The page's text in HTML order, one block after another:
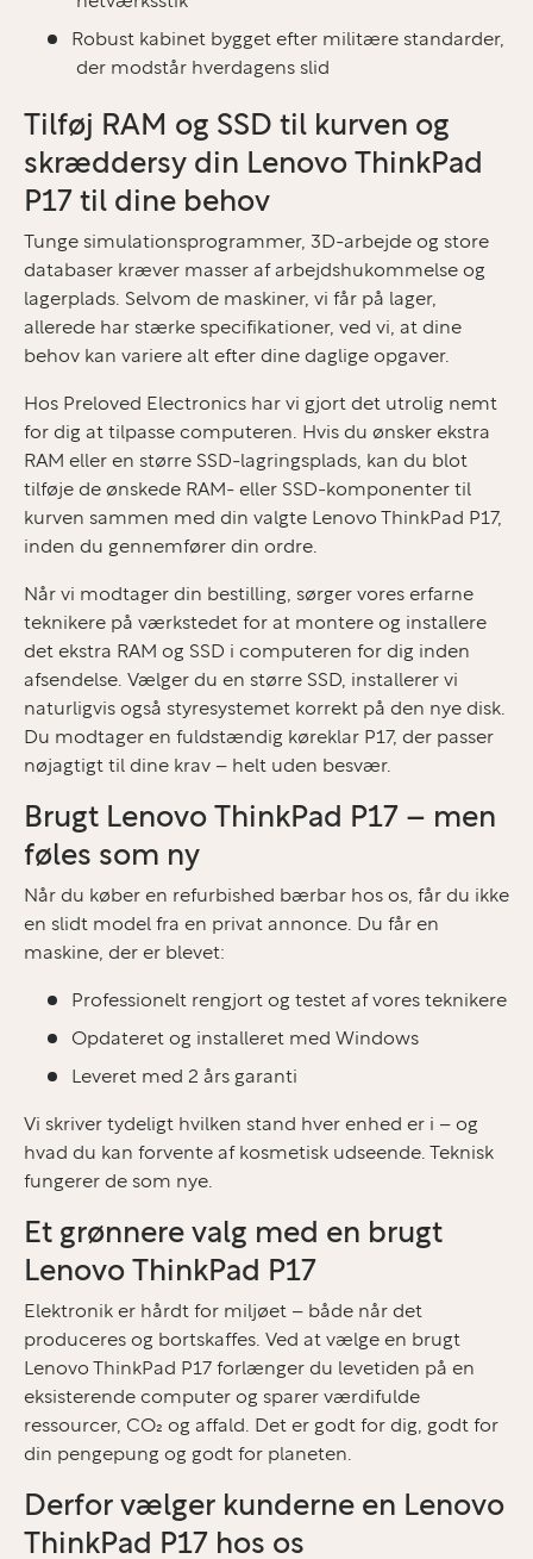
Robust kabinet bygget efter militære standarder,
der modstår hverdagens slid
Tilføj RAM og SSD til kurven og
skræddersy din Lenovo ThinkPad
P17 til dine behov
Tunge simulationsprogrammer, 3D-arbejde og store
databaser kræver masser af arbejdshukommelse og
lagerplads. Selvom de maskiner, vi får på lager,
allerede har stærke specifikationer, ved vi, at dine
behov kan variere alt efter dine daglige opgaver.
Hos Preloved Electronics har vi gjort det utrolig nemt
for dig at tilpasse computeren. Hvis du ønsker ekstra
RAM eller en større SSD-lagringsplads, kan du blot
tilføje de ønskede RAM- eller SSD-komponenter til
kurven sammen med din valgte Lenovo ThinkPad P17,
inden du gennemfører din ordre.
Når vi modtager din bestilling, sørger vores erfarne
teknikere på værkstedet for at montere og installere
det ekstra RAM og SSD i computeren for dig inden
afsendelse. Vælger du en større SSD, installerer vi
naturligvis også styresystemet korrekt på den nye disk.
Du modtager en fuldstændig køreklar P17, der passer
nøjagtigt til dine krav – helt uden besvær.
Brugt Lenovo ThinkPad P17 – men
føles som ny
Når du køber en refurbished bærbar hos os, får du ikke
en slidt model fra en privat annonce. Du får en
maskine, der er blevet:
Professionelt rengjort og testet af vores teknikere
Opdateret og installeret med Windows
Leveret med 2 års garanti
Vi skriver tydeligt hvilken stand hver enhed er i – og
hvad du kan forvente af kosmetisk udseende. Teknisk
fungerer de som nye.
Et grønnere valg med en brugt
Lenovo ThinkPad P17
Elektronik er hårdt for miljøet – både når det
produceres og bortskaffes. Ved at vælge en brugt
Lenovo ThinkPad P17 forlænger du levetiden på en
eksisterende computer og sparer værdifulde
ressourcer, CO₂ og affald. Det er godt for dig, godt for
din pengepung og godt for planeten.
Derfor vælger kunderne en Lenovo
ThinkPad P17 hos os